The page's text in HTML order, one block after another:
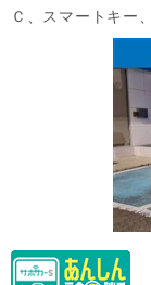
Ｃ、スマートキー